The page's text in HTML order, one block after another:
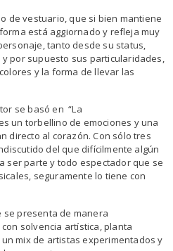
de vestuario, que si bien mantiene
está aggiornado y refleja muy
tanto desde su status,
por supuesto sus particularidades,
y la forma de llevar las
se basó en “La
un torbellino de emociones y una
directo al corazón. Con sólo tres
del que difícilmente algún
ser parte y todo espectador que se
seguramente lo tiene con
se presenta de manera
solvencia artística, planta
mix de artistas experimentados y